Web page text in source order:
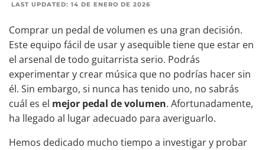
LAST UPDATED: 14 DE ENERO DE 2026
Comprar un pedal de volumen es una gran decisión.
Este equipo fácil de usar y asequible tiene que estar en
el arsenal de todo guitarrista serio. Podrás
experimentar y crear música que no podrías hacer sin
él. Sin embargo, si nunca has tenido uno, no sabrás
cuál es el mejor pedal de volumen. Afortunadamente,
ha llegado al lugar adecuado para averiguarlo.
Hemos dedicado mucho tiempo a investigar y probar